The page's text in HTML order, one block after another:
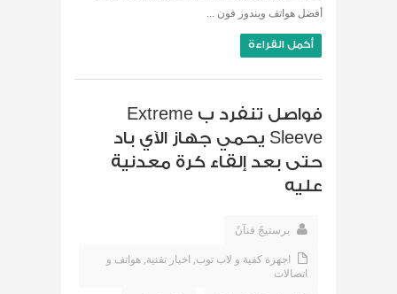
أفضل هواتف ويندوز فون ...
أكمل القراءة
فواصل تنفرد ب Extreme
Sleeve يحمي جهاز الآي باد
حتى بعد إلقاء كرة معدنية
عليه
برستيجً فنآنً
اجهزة كفية و لاب توب, اخبار تقنية, هواتف و
اتصالات